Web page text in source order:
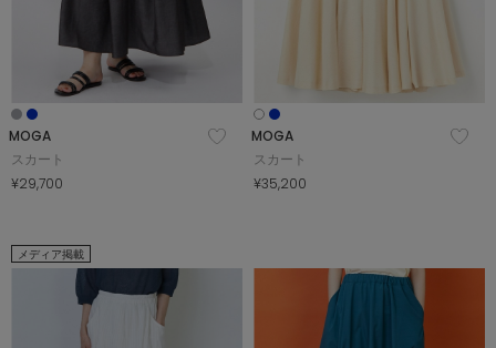
MOGA
スカート
¥29,700
MOGA
スカート
¥35,200
メディア掲載